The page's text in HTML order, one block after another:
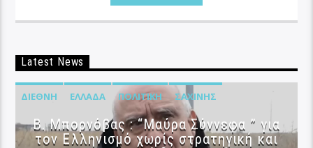
Latest News
ΔΙΕΘΝΉ ΕΛΛΆΔΑ ΠΟΛΙΤΙΚΉ ΣΑΧΊΝΗΣ
B. Μπορνόβας : “Μαύρα Σύννεφα ” για
τον Ελληνισμό χωρίς στρατηγική και